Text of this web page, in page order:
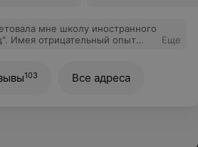
Имея отрицательный опыт
же позвонила. Я пообщалась
продажам) и мы
занятие. Пробное проводил
парень Никита. Все
осознавать, что уже можешь
Еще
103 Все адреса